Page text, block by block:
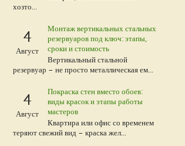
хозто...
4
Август
Монтаж вертикальных стальных
резервуаров под ключ: этапы,
сроки и стоимость
Вертикальный стальной
резервуар – не просто металлическая ем...
4
Август
Покраска стен вместо обоев:
виды красок и этапы работы
мастеров
Квартира или офис со временем
теряют свежий вид – краска жел...